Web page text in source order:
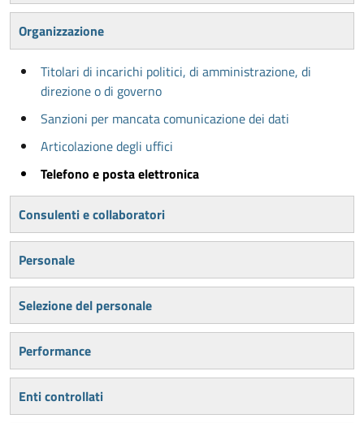
Organizzazione
Titolari di incarichi politici, di amministrazione, di
direzione o di governo
Sanzioni per mancata comunicazione dei dati
Articolazione degli uffici
Telefono e posta elettronica
Consulenti e collaboratori
Personale
Selezione del personale
Performance
Enti controllati